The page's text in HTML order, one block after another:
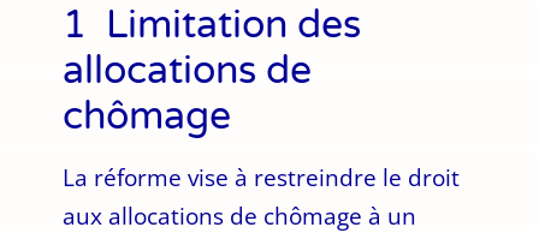
1 Limitation des
allocations de
chômage
La réforme vise à restreindre le droit
aux allocations de chômage à un